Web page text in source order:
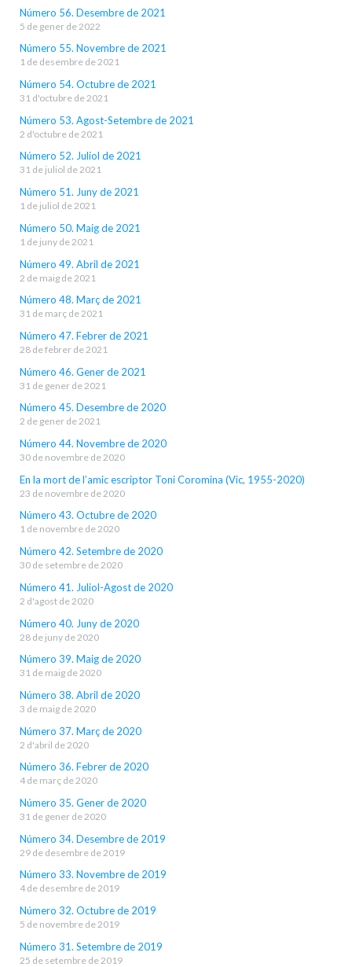
Número 56. Desembre de 2021
5 de gener de 2022
Número 55. Novembre de 2021
1 de desembre de 2021
Número 54. Octubre de 2021
31 d'octubre de 2021
Número 53. Agost-Setembre de 2021
2 d'octubre de 2021
Número 52. Juliol de 2021
31 de juliol de 2021
Número 51. Juny de 2021
1 de juliol de 2021
Número 50. Maig de 2021
1 de juny de 2021
Número 49. Abril de 2021
2 de maig de 2021
Número 48. Març de 2021
31 de març de 2021
Número 47. Febrer de 2021
28 de febrer de 2021
Número 46. Gener de 2021
31 de gener de 2021
Número 45. Desembre de 2020
2 de gener de 2021
Número 44. Novembre de 2020
30 de novembre de 2020
En la mort de l’amic escriptor Toni Coromina (Vic, 1955-2020)
23 de novembre de 2020
Número 43. Octubre de 2020
1 de novembre de 2020
Número 42. Setembre de 2020
30 de setembre de 2020
Número 41. Juliol-Agost de 2020
2 d'agost de 2020
Número 40. Juny de 2020
28 de juny de 2020
Número 39. Maig de 2020
31 de maig de 2020
Número 38. Abril de 2020
3 de maig de 2020
Número 37. Març de 2020
2 d'abril de 2020
Número 36. Febrer de 2020
4 de març de 2020
Número 35. Gener de 2020
31 de gener de 2020
Número 34. Desembre de 2019
29 de desembre de 2019
Número 33. Novembre de 2019
4 de desembre de 2019
Número 32. Octubre de 2019
5 de novembre de 2019
Número 31. Setembre de 2019
25 de setembre de 2019